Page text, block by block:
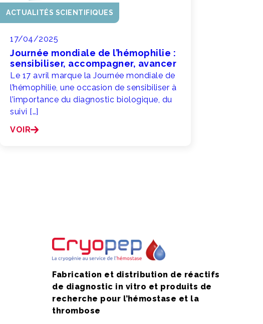
ACTUALITÉS SCIENTIFIQUES
17/04/2025
Journée mondiale de l’hémophilie :
sensibiliser, accompagner, avancer
Le 17 avril marque la Journée mondiale de
l’hémophilie, une occasion de sensibiliser à
l’importance du diagnostic biologique, du
suivi […]
VOIR
Fabrication et distribution de réactifs
de diagnostic in vitro et produits de
recherche pour l’hémostase et la
thrombose